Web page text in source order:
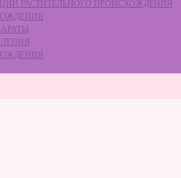
РАСТИТЕЛЬНОГО ПРОИСХОЖДЕНИЯ